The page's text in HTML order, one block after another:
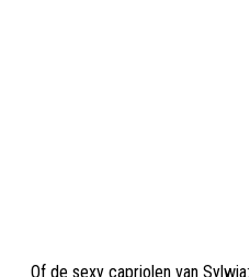
Of de sexy capriolen van Sylwia: